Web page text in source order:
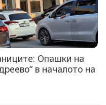
Опашки на
в началото на